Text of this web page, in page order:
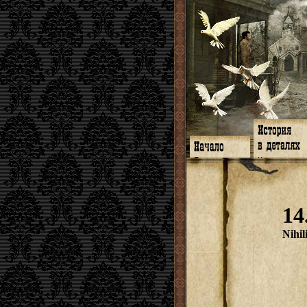
Главная
Программа
Форум
Facebook
Гостевая
Книги
Галереи
Музыка
Видео
Субтитры
Заметки
Мысли
Откровение